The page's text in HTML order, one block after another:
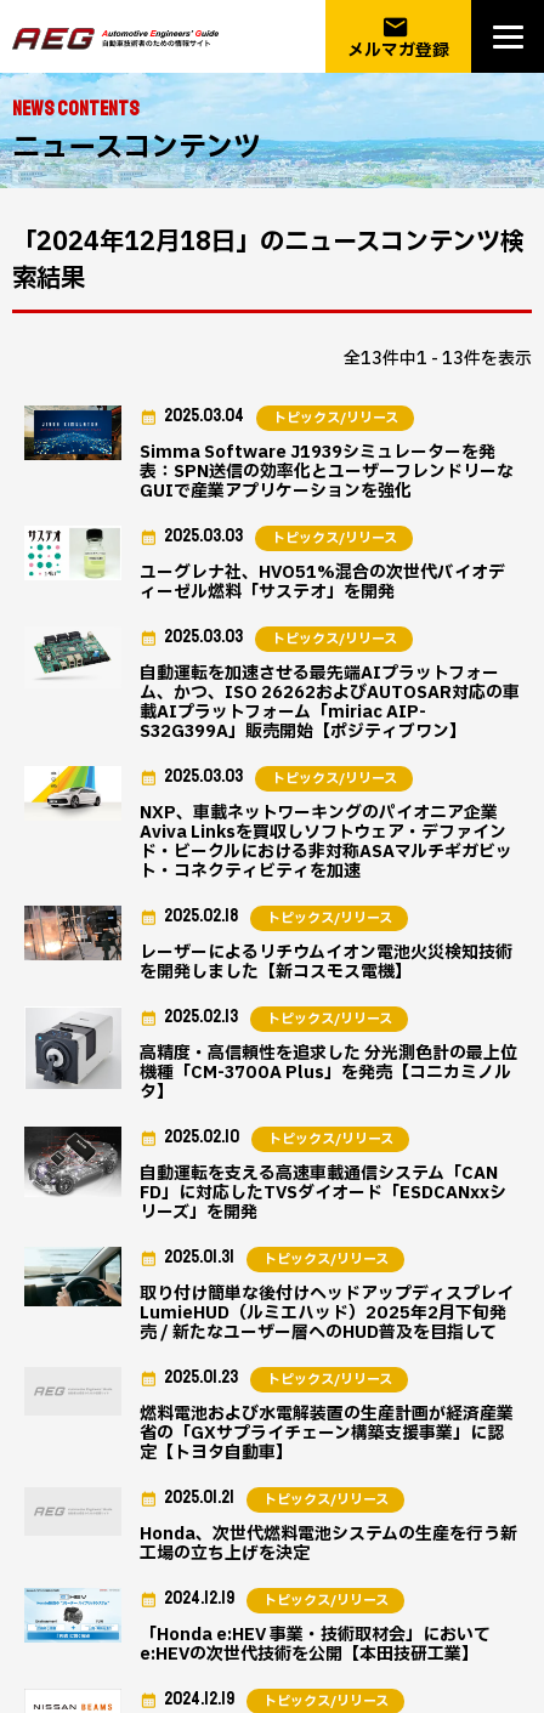
email
メルマガ登録
NEWS CONTENTS
ニュースコンテンツ
「2024年12月18日」のニュースコンテンツ検
索結果
全13件中1 - 13件を表示
Simma Software J1939シミュレーターを発
表：SPN送信の効率化とユーザーフレンドリーな
GUIで産業アプリケーションを強化
2025.03.04 トピックス/リリース
ユーグレナ社、HVO51%混合の次世代バイオデ
ィーゼル燃料「サステオ」を開発
2025.03.03 トピックス/リリース
自動運転を加速させる最先端AIプラットフォー
ム、かつ、ISO 26262およびAUTOSAR対応の車
載AIプラットフォーム「miriac AIP-
S32G399A」販売開始【ポジティブワン】
2025.03.03 トピックス/リリース
NXP、車載ネットワーキングのパイオニア企業
Aviva Linksを買収しソフトウェア・デファイン
ド・ビークルにおける非対称ASAマルチギガビッ
ト・コネクティビティを加速
2025.03.03 トピックス/リリース
レーザーによるリチウムイオン電池火災検知技術
を開発しました【新コスモス電機】
2025.02.18 トピックス/リリース
高精度・高信頼性を追求した 分光測色計の最上位
機種「CM-3700A Plus」を発売【コニカミノル
タ】
2025.02.13 トピックス/リリース
自動運転を支える高速車載通信システム「CAN
FD」に対応したTVSダイオード「ESDCANxxシ
リーズ」を開発
2025.02.10 トピックス/リリース
取り付け簡単な後付けヘッドアップディスプレイ
LumieHUD（ルミエハッド）2025年2月下旬発
売 / 新たなユーザー層へのHUD普及を目指して
2025.01.31 トピックス/リリース
燃料電池および水電解装置の生産計画が経済産業
省の「GXサプライチェーン構築支援事業」に認
定【トヨタ自動車】
2025.01.23 トピックス/リリース
Honda、次世代燃料電池システムの生産を行う新
工場の立ち上げを決定
2025.01.21 トピックス/リリース
「Honda e:HEV 事業・技術取材会」において
e:HEVの次世代技術を公開【本田技研工業】
2024.12.19 トピックス/リリース
2024.12.19 トピックス/リリース